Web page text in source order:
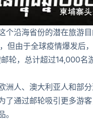
个沿海省份的潜在旅游
但由于全球疫情爆发后
轮，总计超过14,000名
洲人、澳大利亚人和部
了通过邮轮吸引更多游